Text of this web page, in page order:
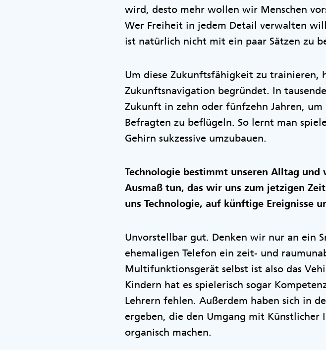
wird, desto mehr wollen wir Menschen
Wer Freiheit in jedem Detail verwalten
ist natürlich nicht mit ein paar Sätzen zu
Um diese Zukunftsfähigkeit zu trainieren,
Zukunftsnavigation begründet. In
Zukunft in zehn oder fünfzehn Jahren,
Befragten zu beflügeln. So lernt man
Gehirn sukzessive umzubauen.
Technologie bestimmt unseren Alltag
Ausmaß tun, das wir uns zum jetzigen
uns Technologie, auf künftige Ereignisse
Unvorstellbar gut. Denken wir nur an ein
ehemaligen Telefon ein zeit- und
Multifunktionsgerät selbst ist also das
Kindern hat es spielerisch sogar
Lehrern fehlen. Außerdem haben sich in
ergeben, die den Umgang mit
organisch machen.